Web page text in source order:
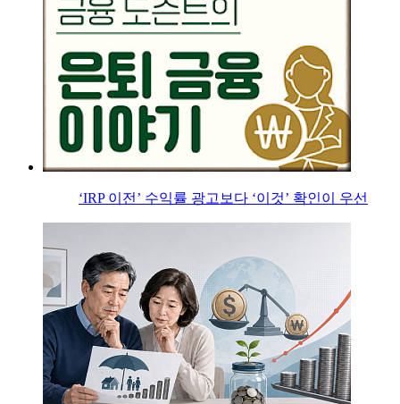
‘IRP 이전’ 수익률 광고보다 ‘이것’ 확인이 우선